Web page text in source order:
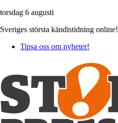
torsdag 6 augusti
Sveriges största kändistidning online!
Tipsa oss om nyheter!